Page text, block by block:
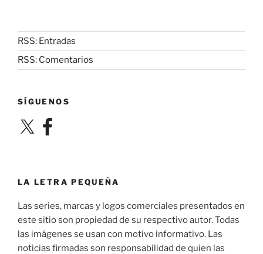
RSS: Entradas
RSS: Comentarios
SÍGUENOS
X Facebook
LA LETRA PEQUEÑA
Las series, marcas y logos comerciales presentados en
este sitio son propiedad de su respectivo autor. Todas
las imágenes se usan con motivo informativo. Las
noticias firmadas son responsabilidad de quien las